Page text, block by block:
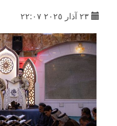
٢٣ آذار ٢٠٢٥ ٢٢:٠٧